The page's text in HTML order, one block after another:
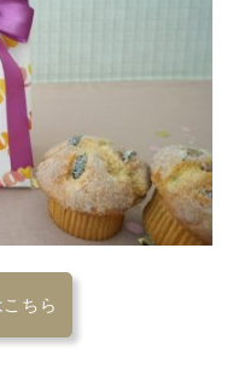
ちら